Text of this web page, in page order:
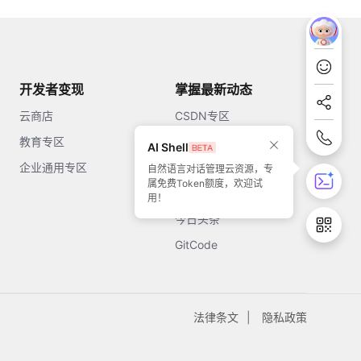
开发者变现
云商店
教育专区
企业通用专区
掌握最新动态
CSDN专区
知乎
开源中国
今日头条
GitCode
法律条文 隐私政策
AI Shell
自然语言对话管理云资源，专
属免费Token额度，欢迎试
用！